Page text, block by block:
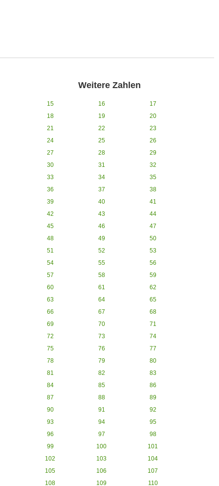
Weitere Zahlen
15 16
17
18
19
20
21
22
23
24
25
26
27
28
29
30
31
32
33
34
35
36
37
38
39
40
41
42
43
44
45
46
47
48
49
50
51
52
53
54
55
56
57
58
59
60
61
62
63
64
65
66
67
68
69
70
71
72
73
74
75
76
77
78
79
80
81
82
83
84
85
86
87
88
89
90
91
92
93
94
95
96
97
98
99
100
101
102
103
104
105
106
107
108
109 110